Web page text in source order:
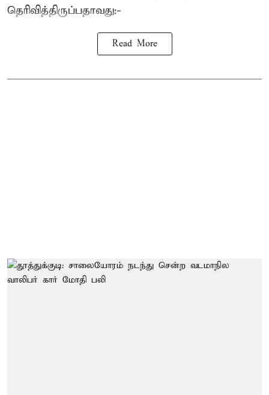
தெரிவித்திருப்பதாவது:-
Read More